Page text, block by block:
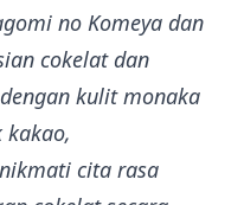
no Komeya dan
cokelat dan
kulit monaka
kakao,
cita rasa